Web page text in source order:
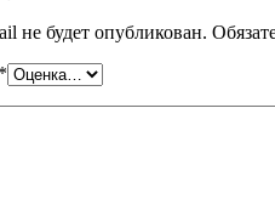
не будет опубликован.
*